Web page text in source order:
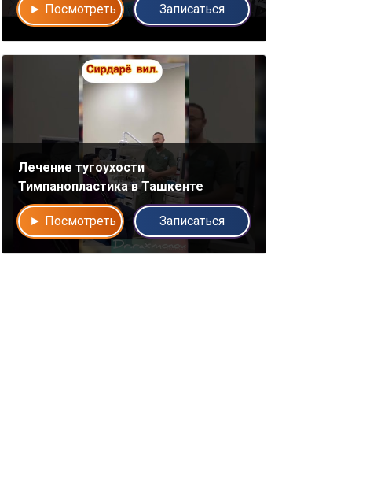
► Посмотреть Записаться
Лечение тугоухости
Тимпанопластика в Ташкенте
► Посмотреть Записаться